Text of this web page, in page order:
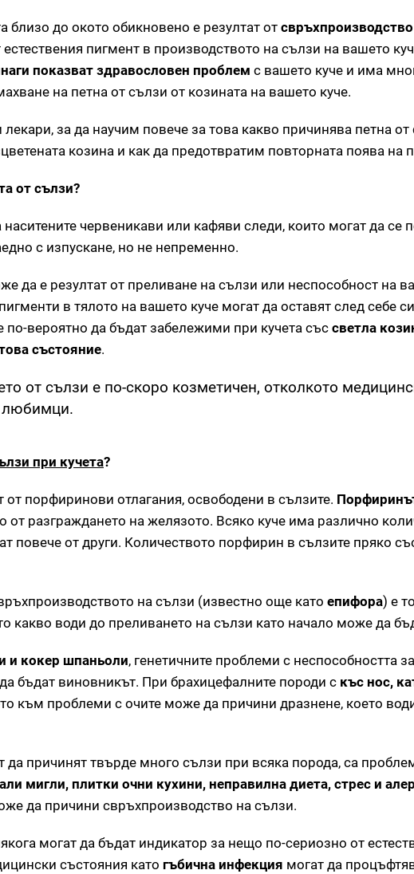
близо до окото обикновено е резултат от
пигмент в производството на сълзи на вашето
показват здравословен проблем с вашето куче и има
на петна от сълзи от козината на вашето куче.
за да научим повече за това какво причинява петна
козина и как да предотвратим повторната поява на
от сълзи?
червеникави или кафяви следи, които могат да се
с изпускане, но не непременно.
да е резултат от преливане на сълзи или неспособност на
в тялото на вашето куче могат да оставят след себе
по-вероятно да бъдат забележими при кучета съссветла
състояние.
от сълзи е по-скоро козметичен, отколкото
любимци.
при кучета?
от порфиринови отлагания, освободени в сълзите.
от разграждането на желязото. Всяко куче има различно
повече от други. Количеството порфирин в сълзите пряко
на сълзи (известно още като епифора) е
какво води до преливането на сълзи като начало може да
и кокер шпаньоли, генетичните проблеми с неспособността
бъдат виновникът. При брахицефалните породи с къс нос,
към проблеми с очите може да причини дразнене, което
да причинят твърде много сълзи при всяка порода, са
мигли, плитки очни кухини, неправилна диета, стрес и
да причини свръхпроизводство на сълзи.
могат да бъдат индикатор за нещо по-сериозно от
състояния като гъбична инфекция могат да